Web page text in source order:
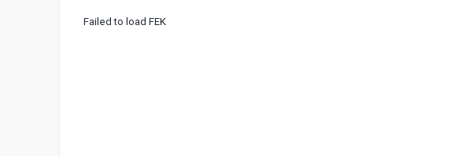
Failed to load FEK